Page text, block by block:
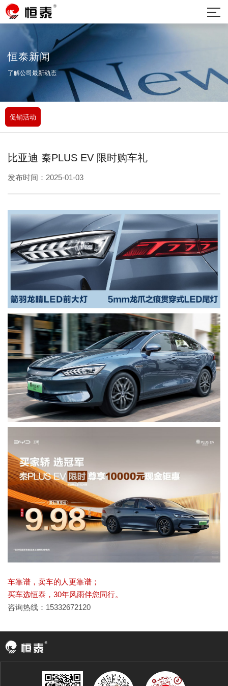
恒泰新闻
了解公司最新动态
促销活动
比亚迪 秦PLUS EV 限时购车礼
发布时间：2025-01-03
车靠谱，卖车的人更靠谱；
买车选恒泰，30年风雨伴您同行。
咨询热线：15332672120